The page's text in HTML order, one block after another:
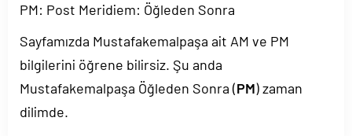
PM: Post Meridiem: Öğleden Sonra
Sayfamızda Mustafakemalpaşa ait AM ve PM
bilgilerini öğrene bilirsiz. Şu anda
Mustafakemalpaşa Öğleden Sonra (PM) zaman
dilimde.